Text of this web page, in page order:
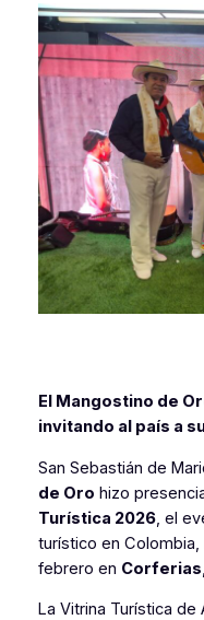
El Mangostino de
invitando al país a
San Sebastián de
de Oro hizo
Turística 2026, el
turístico en
febrero en Corferias
La Vitrina Turística de